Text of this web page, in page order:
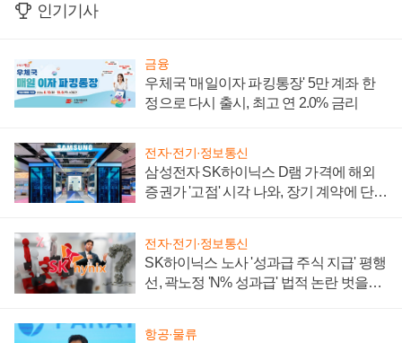
인기기사
금융
우체국 '매일이자 파킹통장' 5만 계좌 한
정으로 다시 출시, 최고 연 2.0% 금리
전자·전기·정보통신
삼성전자 SK하이닉스 D램 가격에 해외
증권가 '고점' 시각 나와, 장기 계약에 단점
전자·전기·정보통신
SK하이닉스 노사 '성과급 주식 지급' 평행
선, 곽노정 'N% 성과급' 법적 논란 벗을지
항공·물류